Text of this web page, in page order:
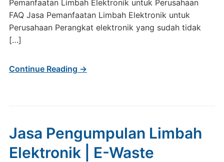
Pemanfaatan Limbah Elektronik untuk Perusahaan
FAQ Jasa Pemanfaatan Limbah Elektronik untuk
Perusahaan Perangkat elektronik yang sudah tidak
[…]
Continue Reading →
Jasa Pengumpulan Limbah
Elektronik | E-Waste